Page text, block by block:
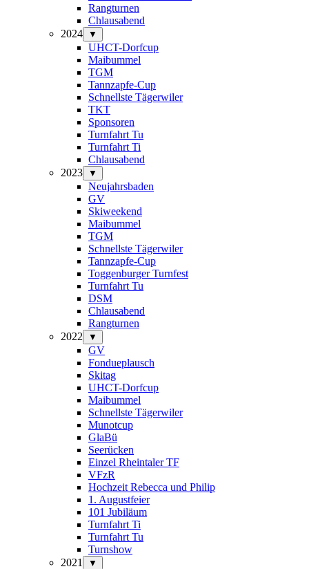
Rangturnen
Chlausabend
2024
▼
UHCT-Dorfcup
Maibummel
TGM
Tannzapfe-Cup
Schnellste Tägerwiler
TKT
Sponsoren
Turnfahrt Tu
Turnfahrt Ti
Chlausabend
2023
▼
Neujahrsbaden
GV
Skiweekend
Maibummel
TGM
Schnellste Tägerwiler
Tannzapfe-Cup
Toggenburger Turnfest
Turnfahrt Tu
DSM
Chlausabend
Rangturnen
2022
▼
GV
Fondueplausch
Skitag
UHCT-Dorfcup
Maibummel
Schnellste Tägerwiler
Munotcup
GlaBü
Seerücken
Einzel Rheintaler TF
VFzR
Hochzeit Rebecca und Philip
1. Augustfeier
101 Jubiläum
Turnfahrt Ti
Turnfahrt Tu
Turnshow
2021
▼